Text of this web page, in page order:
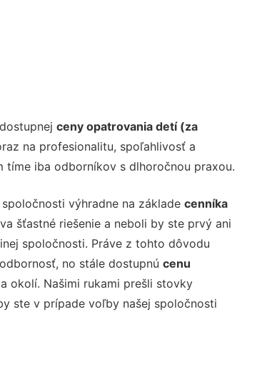
ceny opatrovania detí (za
na profesionalitu, spoľahlivosť a
tíme iba odborníkov s dlhoročnou praxou.
výhradne na základe cenníka
šťastné riešenie a neboli by ste prvý ani
spoločnosti. Práve z tohto dôvodu
no stále dostupnú cenu
a okolí. Našimi rukami prešli stovky
ste v prípade voľby našej spoločnosti